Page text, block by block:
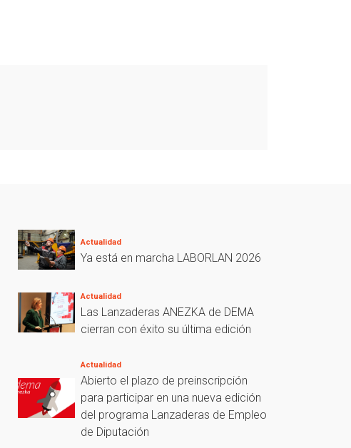
Actualidad
Ya está en marcha LABORLAN 2026
Actualidad
Las Lanzaderas ANEZKA de DEMA
cierran con éxito su última edición
Actualidad
Abierto el plazo de preinscripción
para participar en una nueva edición
del programa Lanzaderas de Empleo
de Diputación